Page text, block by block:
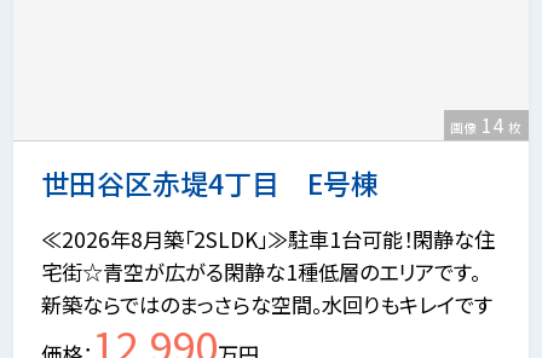
世田谷区赤堤4丁目 E号棟
画像 14 枚
≪2026年8月築「2SLDK」≫駐車1台可能！閑静な住
宅街☆青空が広がる閑静な1種低層のエリアです。
新築ならではのまっさらな空間。水回りもキレイです
12,990